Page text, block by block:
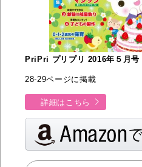
PriPri プリプリ 2016年５月号
28-29ページに掲載
詳細はこちら